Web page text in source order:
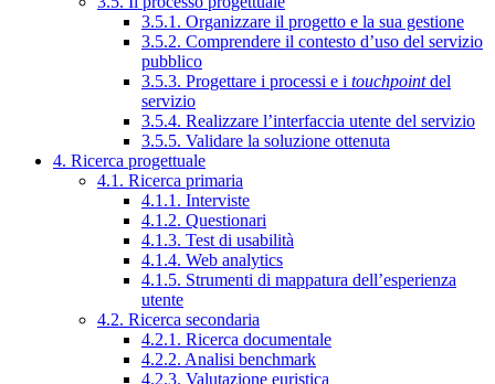
3.5.1. Organizzare il progetto e la sua gestione
3.5.2. Comprendere il contesto d’uso del servizio
pubblico
3.5.3. Progettare i processi e i touchpointdel
servizio
3.5.4. Realizzare l’interfaccia utente del servizio
3.5.5. Validare la soluzione ottenuta
4. Ricerca progettuale
4.1. Ricerca primaria
4.1.1. Interviste
4.1.2. Questionari
4.1.3. Test di usabilità
4.1.4. Web analytics
4.1.5. Strumenti di mappatura dell’esperienza
utente
4.2. Ricerca secondaria
4.2.1. Ricerca documentale
4.2.2. Analisi benchmark
4.2.3. Valutazione euristica